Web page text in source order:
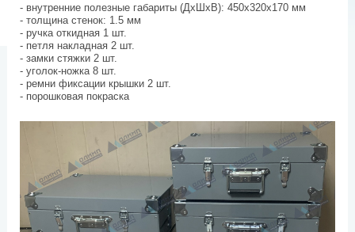
- внутренние полезные габариты (ДхШхВ): 450х320х170 мм
- толщина стенок: 1.5 мм
- ручка откидная 1 шт.
- петля накладная 2 шт.
- замки стяжки 2 шт.
- уголок-ножка 8 шт.
- ремни фиксации крышки 2 шт.
- порошковая покраска